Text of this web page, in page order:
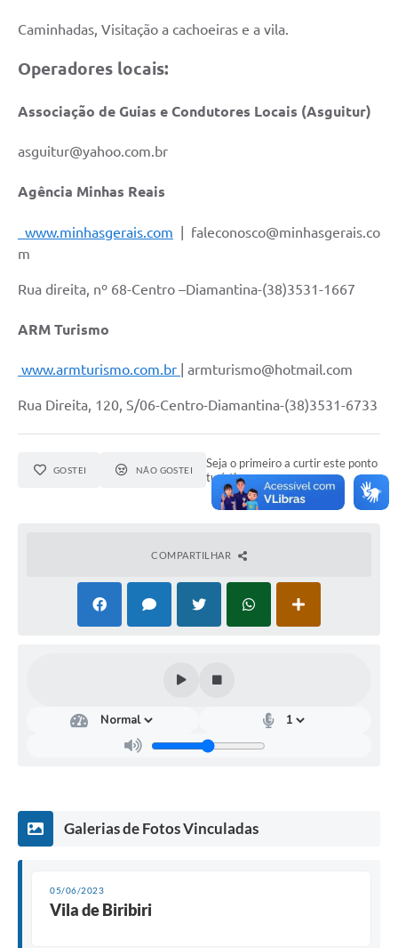
Caminhadas, Visitação a cachoeiras e a vila.
Operadores locais:
Associação de Guias e Condutores Locais (Asguitur)
asguitur@yahoo.com.br
Agência Minhas Reais
www.minhasgerais.com | faleconosco@minhasgerais.co
m
Rua direita, nº 68-Centro –Diamantina-(38)3531-1667
ARM Turismo
www.armturismo.com.br | armturismo@hotmail.com
Rua Direita, 120, S/06-Centro-Diamantina-(38)3531-6733
GOSTEI NÃO GOSTEI
Seja o primeiro a curtir este ponto
turístico.
COMPARTILHAR
Galerias de Fotos Vinculadas
05/06/2023
Vila de Biribiri